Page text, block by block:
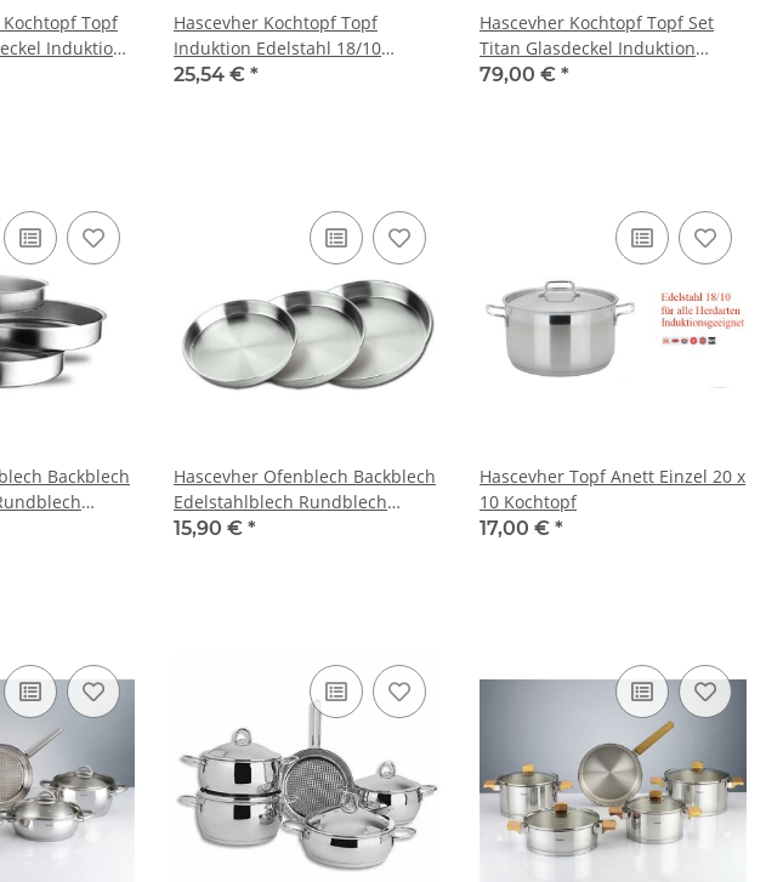
Kochtopf Topf
Induktion
Hascevher Kochtopf Topf
Induktion Edelstahl 18/10
Gemüsetopf Fleischtopf
25,54 € *
Hascevher Kochtopf Topf Set
Titan Glasdeckel Induktion
Edelstahl Güzide
79,00 € *
Backblech
Hascevher Ofenblech Backblech
Edelstahlblech Rundblech
15,90 € *
Hascevher Topf Anett Einzel 20 x
10 Kochtopf
17,00 € *